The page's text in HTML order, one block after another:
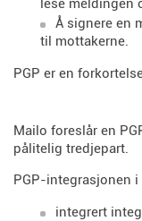
lese meldingen
Å signere en
til mottakerne.
PGP er en
Mailo foreslår en
pålitelig tredjepart.
PGP-integrasjonen
integrert